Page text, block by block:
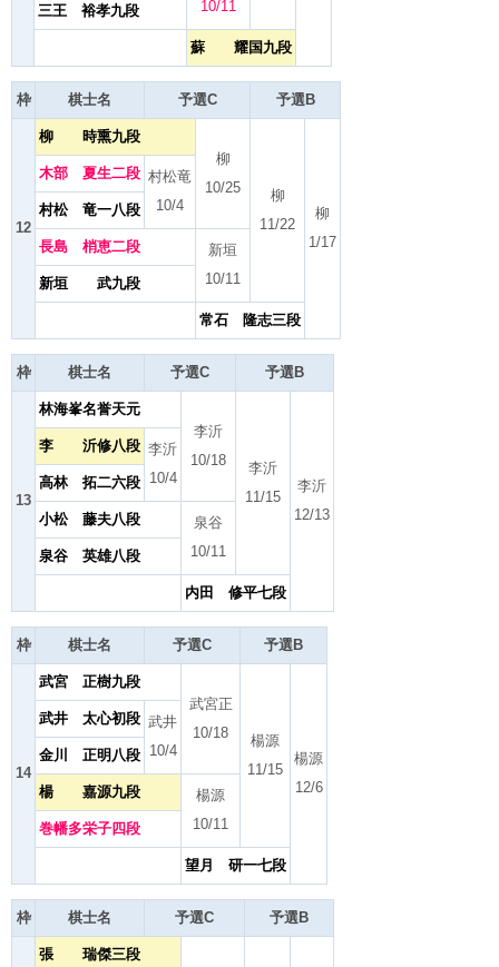
10/11
三王 裕孝九段
蘇 耀国九段
枠 棋士名 予選C 予選B
12
柳 時熏九段
柳
10/25
柳
11/22
柳
1/17
木部 夏生二段 村松竜
10/4
村松 竜一八段
長島 梢恵二段
新垣
10/11
新垣 武九段
常石 隆志三段
枠 棋士名 予選C 予選B
13
林海峯名誉天元
李沂
10/18
李沂
11/15
李沂
12/13
李 沂修八段 李沂
10/4
高林 拓二六段
小松 藤夫八段
泉谷
10/11
泉谷 英雄八段
内田 修平七段
枠 棋士名 予選C 予選B
14
武宮 正樹九段
武宮正
10/18
楊源
11/15
楊源
12/6
武井 太心初段 武井
10/4
金川 正明八段
楊 嘉源九段
楊源
10/11
巻幡多栄子四段
望月 研一七段
枠 棋士名 予選C 予選B
張 瑞傑三段